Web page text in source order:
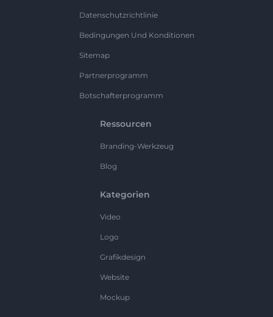
Datenschutzrichtlinie
Bedingungen Und Konditionen
Sitemap
Partnerprogramm
Botschafterprogramm
Ressourcen
Branding-Werkzeug
Blog
Kategorien
Video
Logo
Grafikdesign
Website
Mockup